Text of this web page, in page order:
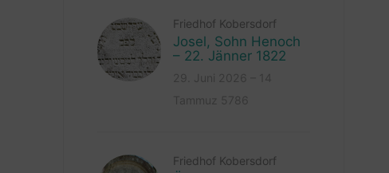
Friedhof Kobersdorf
Josel, Sohn Henoch
– 22. Jänner 1822
Friedhof Kobersdorf